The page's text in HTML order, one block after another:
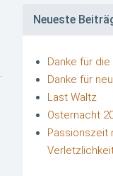
Neueste
Danke für
Danke für
Last Waltz
Osternacht
Passionszeit